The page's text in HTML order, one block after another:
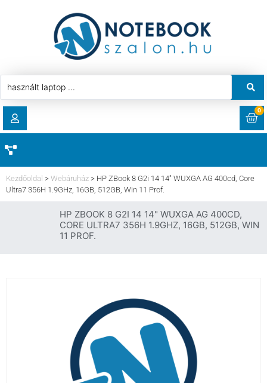
LETÖLTÉSEK
0
HASZNÁLT LAPTOP
AKCIÓ
KOMPONENS
LAPTOP SZERVIZ
Kezdőoldal > Webáruház > HP ZBook 8 G2i 14 14″ WUXGA AG 400cd, Core
Ultra7 356H 1.9GHz, 16GB, 512GB, Win 11 Prof.
HP ZBOOK 8 G2I 14 14" WUXGA AG 400CD,
CORE ULTRA7 356H 1.9GHZ, 16GB, 512GB, WIN
11 PROF.